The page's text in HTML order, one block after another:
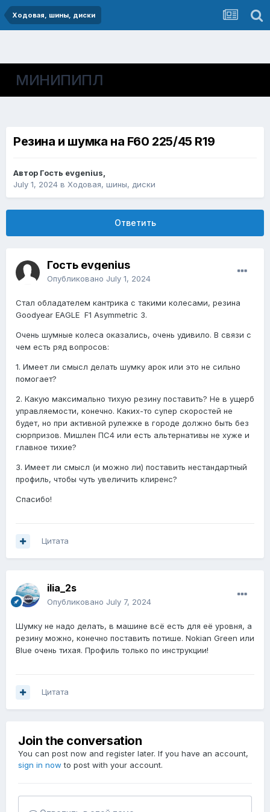
Ходовая, шины, диски
МИНИПИПЛ
Резина и шумка на F60 225/45 R19
Автор Гость evgenius,
July 1, 2024 в Ходовая, шины, диски
Ответить
Гость evgenius
Опубликовано July 1, 2024
Стал обладателем кантрика с такими колесами, резина
Goodyear EAGLE F1 Asymmetric 3.
Очень шумные колеса оказались, очень удивило. В связи с
чем есть ряд вопросов:
1. Имеет ли смысл делать шумку арок или это не сильно
помогает?
2. Какую максимально тихую резину поставить? Не в ущерб
управляемости, конечно. Каких-то супер скоростей не
будет, но при активной рулежке в городе должно быть без
сюрпризов. Мишлен ПС4 или есть альтернативы не хуже и
главное тихие?
3. Имеет ли смысл (и можно ли) поставить нестандартный
профиль, чтобы чуть увеличить клиренс?
Спасибо!
Цитата
ilia_2s
Опубликовано July 7, 2024
Шумку не надо делать, в машине всё есть для её уровня, а
резину можно, конечно поставить потише. Nokian Green или
Blue очень тихая. Профиль только по инструкции!
Цитата
Join the conversation
You can post now and register later. If you have an account,
sign in now to post with your account.